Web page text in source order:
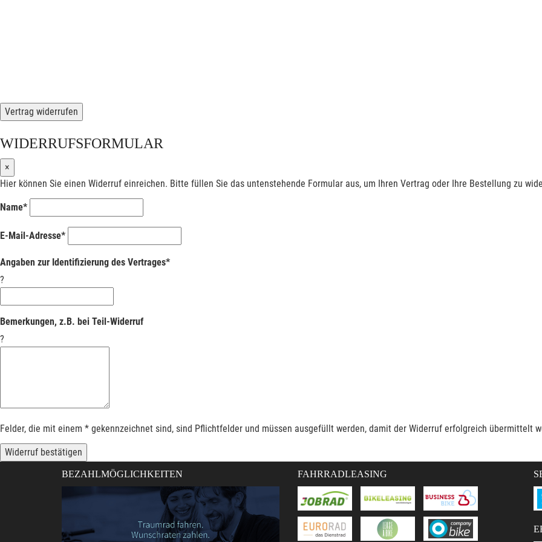
Vertrag widerrufen
WIDERRUFSFORMULAR
×
Hier können Sie einen Widerruf einreichen. Bitte füllen Sie das untenstehende Formular aus, um Ihren Vertrag oder Ihre Bestellung zu
Name*
E-Mail-Adresse*
Angaben zur Identifizierung des Vertrages*
?
Bemerkungen, z.B. bei Teil-Widerruf
?
Felder, die mit einem * gekennzeichnet sind, sind Pflichtfelder und müssen ausgefüllt werden, damit der Widerruf erfolgreich übermittelt
Widerruf bestätigen
BEZAHLMÖGLICHKEITEN FAHRRADLEASING